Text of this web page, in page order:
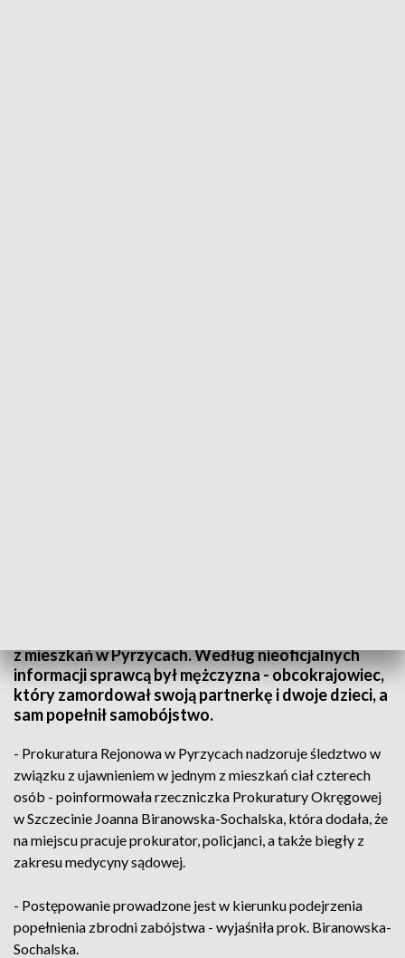
z mieszkań w Pyrzycach. Według nieoficjalnych
informacji sprawcą był mężczyzna - obcokrajowiec,
który zamordował swoją partnerkę i dwoje dzieci, a
sam popełnił samobójstwo.
- Prokuratura Rejonowa w Pyrzycach nadzoruje śledztwo w
związku z ujawnieniem w jednym z mieszkań ciał czterech
osób - poinformowała rzeczniczka Prokuratury Okręgowej
w Szczecinie Joanna Biranowska-Sochalska, która dodała, że
na miejscu pracuje prokurator, policjanci, a także biegły z
zakresu medycyny sądowej.
- Postępowanie prowadzone jest w kierunku podejrzenia
popełnienia zbrodni zabójstwa - wyjaśniła prok. Biranowska-
Sochalska.